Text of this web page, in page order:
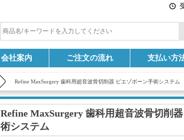
会社案内 ご注文の流れ 支払い方
Refine MaxSurgery 歯科用超音波骨切削器 ピエゾボーン手術システム
Refine MaxSurgery 歯科用超音波骨切削
術システム